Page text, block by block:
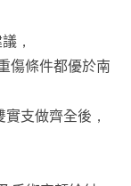
，
傷條件都優於南
支做齊全後，